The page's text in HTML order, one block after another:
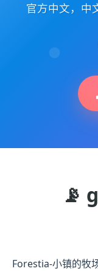
官方中文，中
📡
Forestia-小镇的牧